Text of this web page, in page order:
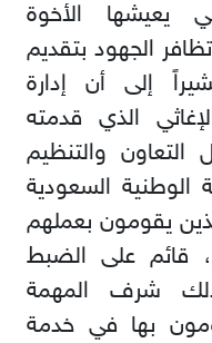
يعيشها الأخوة
الجهود بتقديم
إلى أن إدارة
الذي قدمته
والتنظيم
السعودية
يقومون بعملهم
على الضبط
شرف المهمة
بها في خدمة